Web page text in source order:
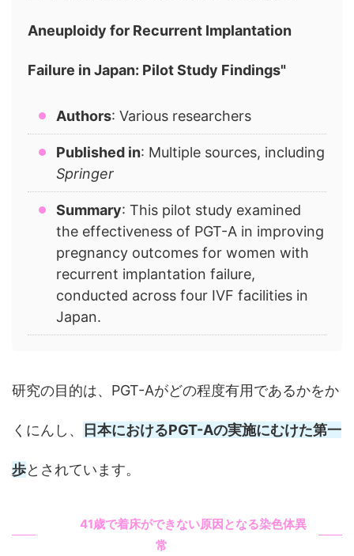
Aneuploidy for Recurrent Implantation
Failure in Japan: Pilot Study Findings"
Authors: Various researchers
Published in: Multiple sources, including
Springer
Summary: This pilot study examined
the effectiveness of PGT-A in improving
pregnancy outcomes for women with
recurrent implantation failure,
conducted across four IVF facilities in
Japan.
研究の目的は、PGT-Aがどの程度有用であるかをか
くにんし、 日本におけるPGT-Aの実施にむけた第一
歩とされています。
41歳で着床ができない原因となる染色体異
常